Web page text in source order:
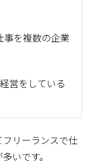
事を複数の企業
営をしている
リーランスで仕
いです。